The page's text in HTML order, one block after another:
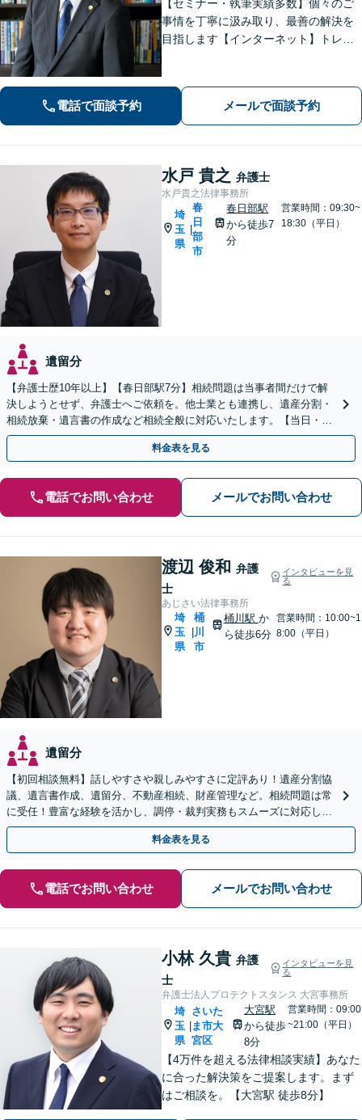
【セミナー・執筆実績多数】個々のご
事情を丁寧に汲み取り、最善の解決を
目指します【インターネット】トレン
題】検討段階、協議から訴訟まで。あ
らゆるフェーズに対応【上尾駅7分】
電話で面談予約 メールで面談予約
水戸 貴之 弁護士
水戸貴之法律事務所
埼
玉
県
|
春
日
部
市
春日部駅
から徒歩7
分
営業時間：09:30~
18:30（平日）
遺留分
【弁護士歴10年以上】【春日部駅7分】相続問題は当事者間だけで解
決しようとせず、弁護士へご依頼を。他士業とも連携し、遺産分割・
相続放棄・遺言書の作成など相続全般に対応いたします。【当日・土
日祝日・夜間・応相談対応可能】
料金表を見る
電話でお問い合わせ メールでお問い合わせ
渡辺 俊和 弁護
士
インタビューを見
る
あじさい法律事務所
埼
玉
県
桶
川
市
桶川駅 か
ら徒歩6分
営業時間：10:00~1
8:00（平日）
遺留分
【初回相談無料】話しやすさや親しみやすさに定評あり！遺産分割協
議、遺言書作成、遺留分、不動産相続、財産管理など。相続問題は常
に受任！豊富な経験を活かし、調停・裁判実務もスムーズに対応しま
す【桶川駅6分】【オンライン相談OK】
料金表を見る
電話でお問い合わせ メールでお問い合わせ
小林 久貴 弁護
士
インタビューを見
る
弁護士法人プロテクトスタンス 大宮事務所
埼
玉
県
さいた
ま市大
宮区
大宮駅
から徒歩
8分
営業時間：09:00
~21:00（平日）
【4万件を超える法律相談実績】あなた
に合った解決策をご提案します。まず
はご相談を。【大宮駅 徒歩8分】